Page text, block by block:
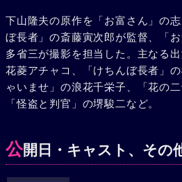
長等を相手に怪気焔をあげている
性をあばいた。頓平は阿茶吉の放
師であった。雪子は結婚し、芳朗
出かけることになった。再び放浪
阿茶吉はこっそりその船にのり、
手をふるおちえを見つつ町を去っ
下山隆夫の原作を「お富さん」の
ぼ長者」の斎藤寅次郎が監督、「
多省三が撮影を担当した。主なる
花菱アチャコ、「けちんぼ長者」
ゃいませ」の浪花千栄子、「花の
「怪盗と判官」の堺駿二など。
公開日・キャスト、その